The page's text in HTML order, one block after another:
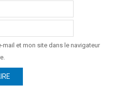
mail et mon site dans le navigateur